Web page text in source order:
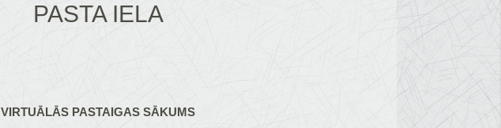
PASTA IELA
VIRTUĀLĀS PASTAIGAS SĀKUMS